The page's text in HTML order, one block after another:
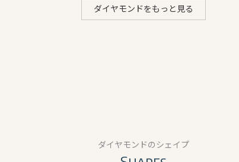
ダイヤモンドをもっと見る
ダイヤモンドのシェイプ